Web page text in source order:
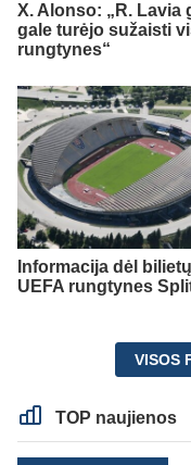
X. Alonso: „R. Lavia
gale turėjo sužaisti
rungtynes“
Informacija dėl
UEFA rungtynes
VISOS
TOP naujienos